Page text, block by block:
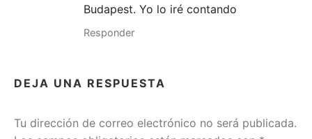
Budapest. Yo lo iré contando
Responder
DEJA UNA RESPUESTA
Tu dirección de correo electrónico no será publicada.